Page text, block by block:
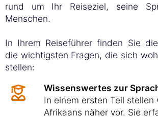
rund um Ihr Reiseziel, seine
Menschen.
In Ihrem Reiseführer finden Sie
die wichtigsten Fragen, die sich
stellen:
Wissenswertes zur
In einem ersten Teil stellen
Afrikaans näher vor. Sie